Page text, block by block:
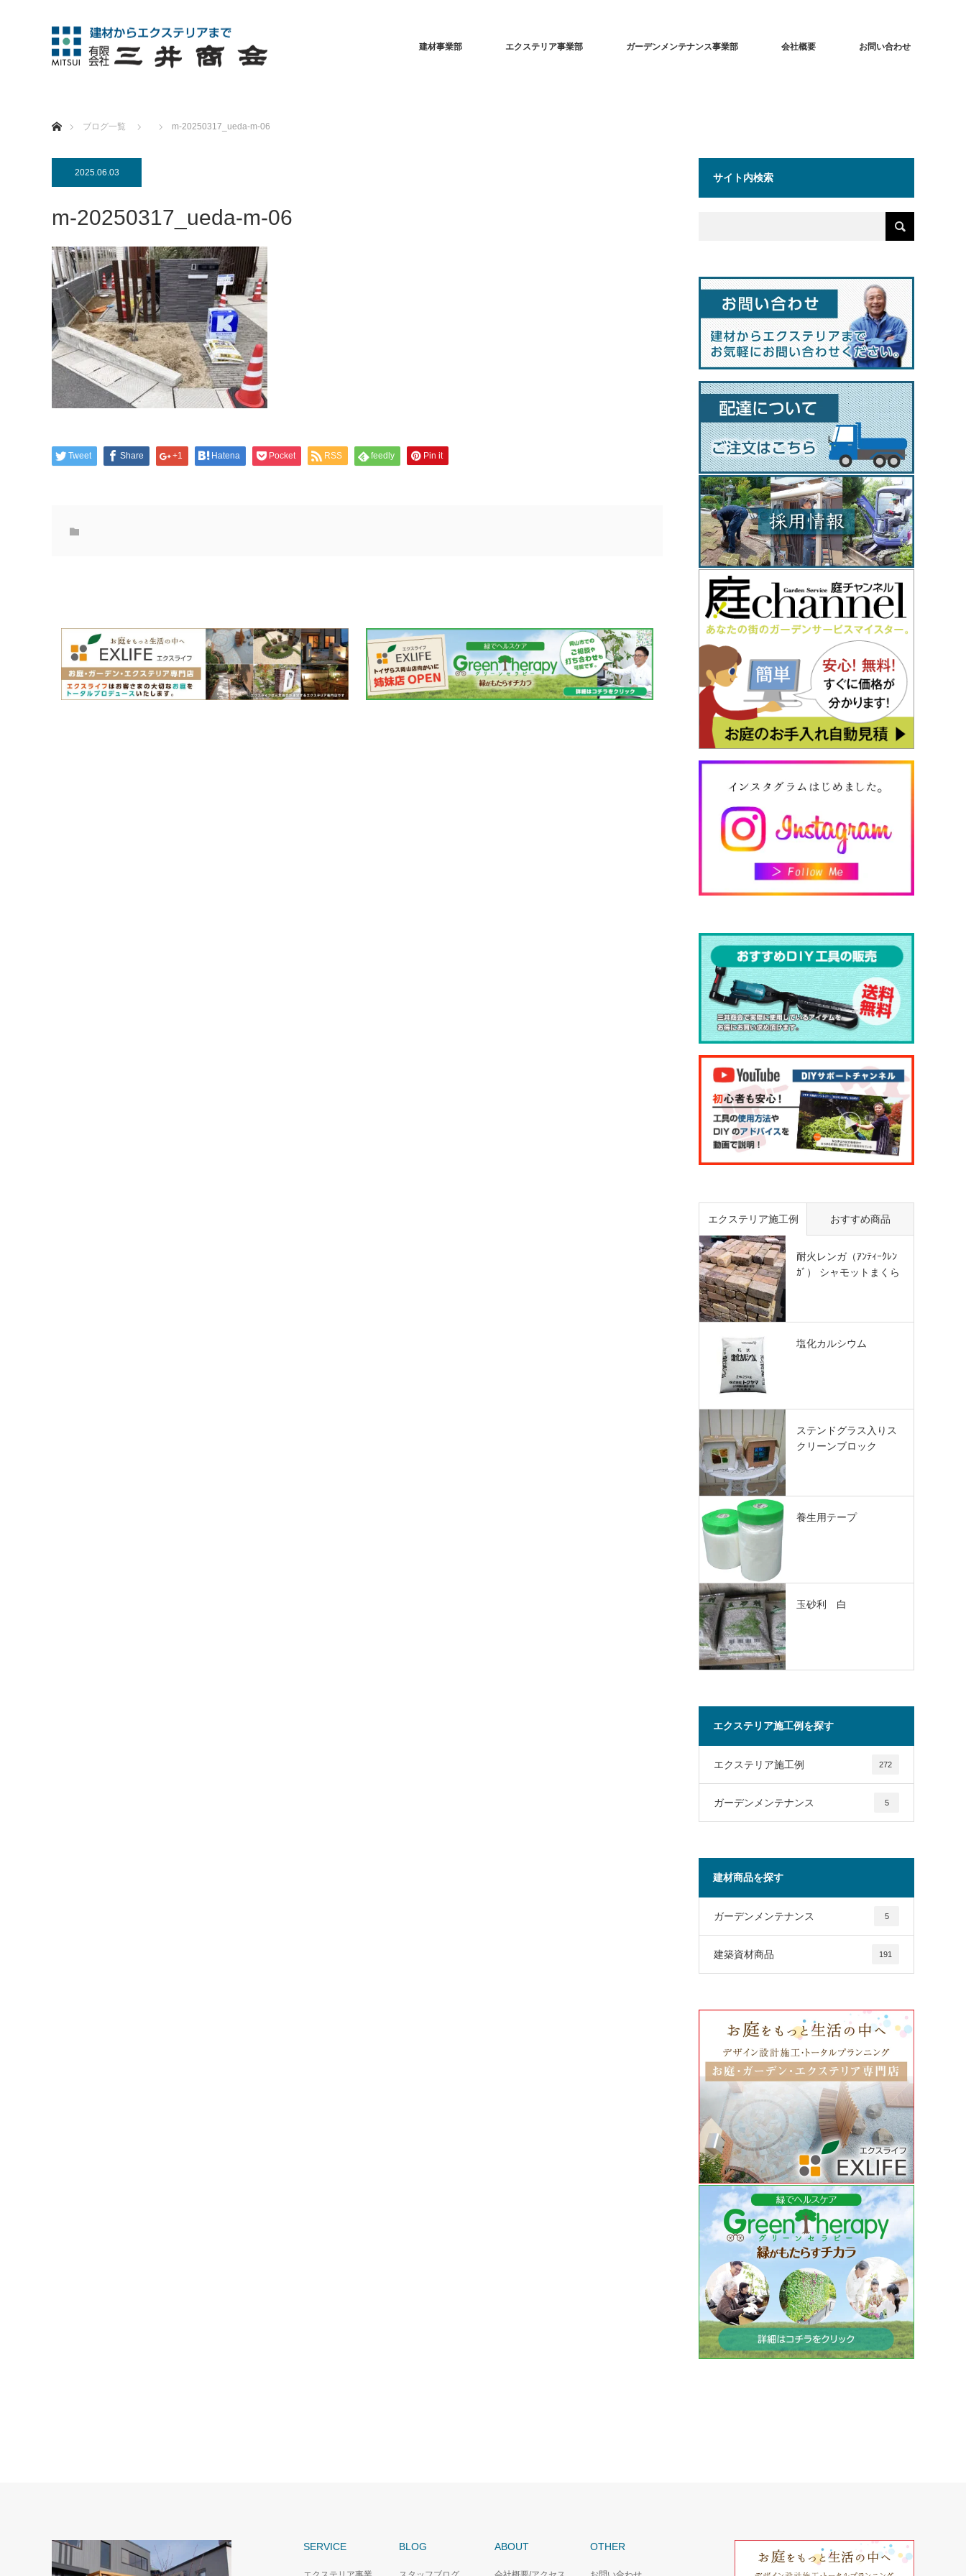
建材事業部 エクステリア事業部 ガーデンメンテナンス事業部 会社概要 お問い合わせ
ブログ一覧
m-20250317_ueda-m-06
2025.06.03
m-20250317_ueda-m-06
Tweet Share +1 Hatena Pocket RSS feedly Pin it
サイト内検索
エクステリア施工例 おすすめ商品
耐火レンガ（ｱﾝﾃｨｰｸﾚﾝ
ｶﾞ） シャモットまくら
塩化カルシウム
ステンドグラス入りス
クリーンブロック
養生用テープ
玉砂利 白
エクステリア施工例を探す
エクステリア施工例 272
ガーデンメンテナンス 5
建材商品を探す
ガーデンメンテナンス 5
建築資材商品 191
SERVICE BLOG ABOUT OTHER